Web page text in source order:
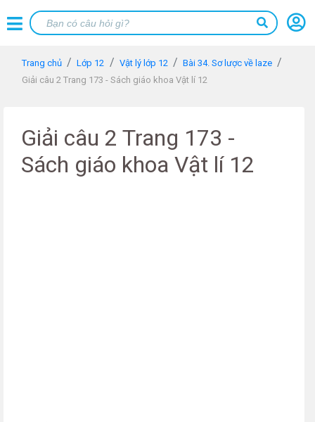
Trang chủ Lớp 12 Vật lý lớp 12
Bài 34. Sơ lược về laze
Giải câu 2 Trang 173 - Sách giáo khoa Vật lí 12
Giải câu 2 Trang 173 -
Sách giáo khoa Vật lí 12